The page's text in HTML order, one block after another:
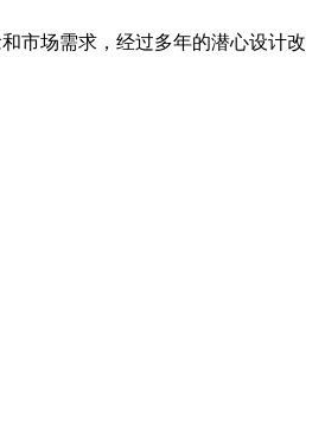
市场需求，经过多年的潜心设计改